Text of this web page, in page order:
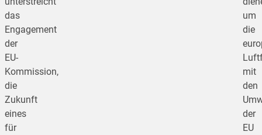
das
Engagement
der
EU-
Kommission,
die
Zukunft
eines
für
um
die
mit
den
der
EU